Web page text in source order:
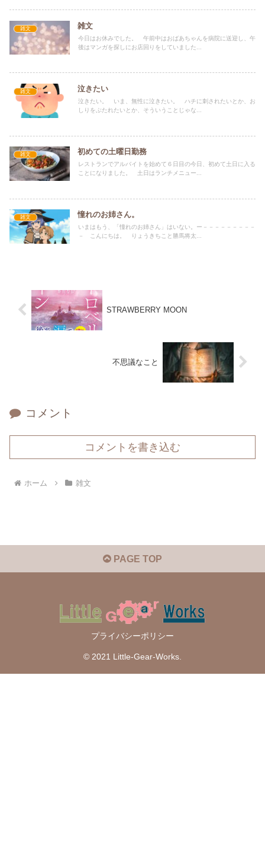
雑文 雑文
今日はお休みでした。 午前中はおばあちゃんを病院に送迎し、午
後はマンガを探しにお店回りをしていました...
雑文 泣きたい
泣きたい。 いま、無性に泣きたい。 ハチに刺されたいとか、お
しりをぶたれたいとか、そういうことじゃな...
雑文 初めての土曜日勤務
レストランでアルバイトを始めて６日目の今日、初めて土日に入る
ことになりました。 土日はランチメニュー...
雑文 憧れのお姉さん。
いまはもう、「憧れのお姉さん」はいない。ー－－－－－－－－－
－ こんにちは。 りょうきちこと勝馬将太...
STRAWBERRY MOON
不思議なこと
コメント
コメントを書き込む
ホーム 雑文
PAGE TOP
プライバシーポリシー
© 2021 Little-Gear-Works.